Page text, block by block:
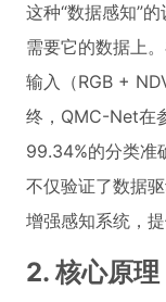
这种“数据感知”
需要它的数据上
输入（RGB +
终，QMC-Net在
99.34%的分类准
不仅验证了数据
增强感知系统，
2. 核心原